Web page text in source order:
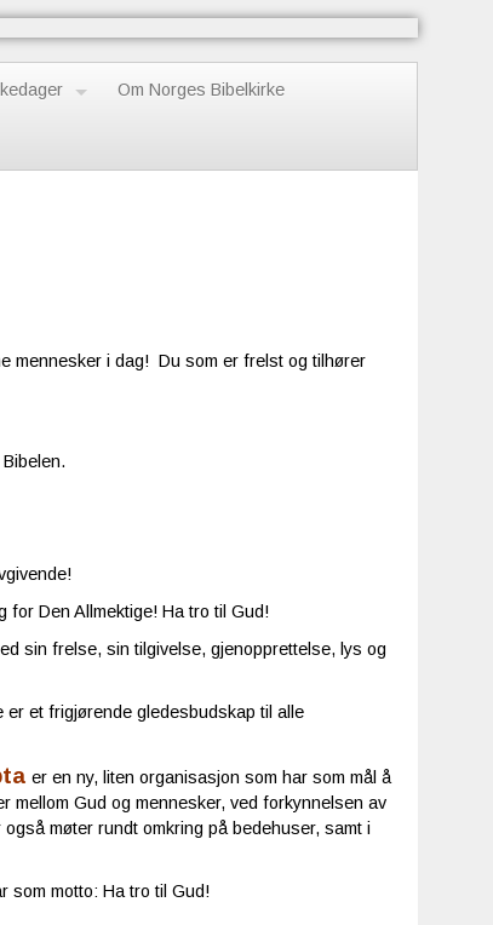
Om Norges Bibelkirke
mennesker i dag! Du som er frelst og tilhører
for Den Allmektige! Ha tro til Gud!
sin frelse, sin tilgivelse, gjenopprettelse, lys og
et frigjørende gledesbudskap til alle
er en ny, liten organisasjon som har som mål å
mellom Gud og mennesker, ved forkynnelsen av
møter rundt omkring på bedehuser, samt i
som motto: Ha tro til Gud!